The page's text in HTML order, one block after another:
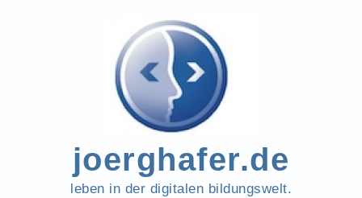
joerghafer.de
leben in der digitalen bildungswelt.